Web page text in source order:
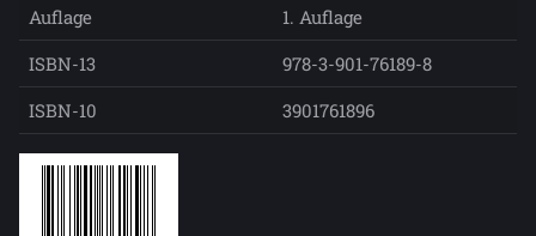
Auflage
1. Auflage
ISBN-13
978-3-901-76189-8
ISBN-10
3901761896